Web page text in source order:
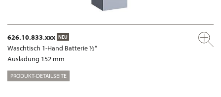
626.10.833.xxx NEU
Waschtisch 1-Hand Batterie ½“
Ausladung 152 mm
PRODUKT-DETAILSEITE